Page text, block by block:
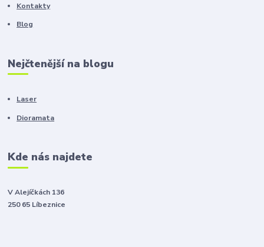
Kontakty
Blog
Nejčtenější na blogu
Laser
Dioramata
Kde nás najdete
V Alejíčkách 136
250 65 Líbeznice